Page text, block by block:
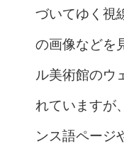
づいてゆく視
の画像などを
ル美術館のウ
れていますが
ンス語ページ